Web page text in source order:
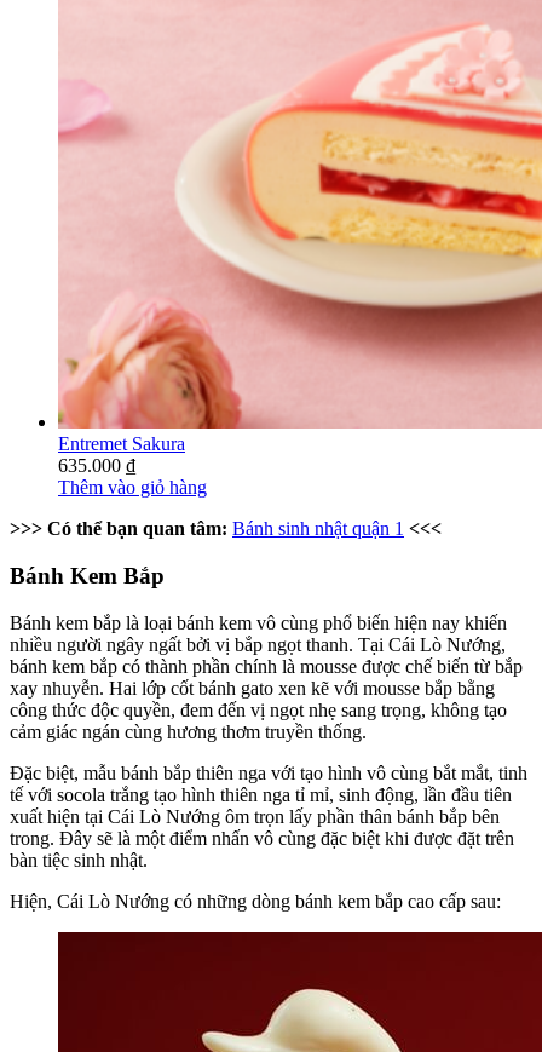
Entremet Sakura
635.000 ₫
Thêm vào giỏ hàng
>>> Có thể bạn quan tâm: Bánh sinh nhật quận 1 <<<
Bánh Kem Bắp
Bánh kem bắp là loại bánh kem vô cùng phổ biến hiện nay khiến
nhiều người ngây ngất bởi vị bắp ngọt thanh. Tại Cái Lò Nướng,
bánh kem bắp có thành phần chính là mousse được chế biến từ bắp
xay nhuyễn. Hai lớp cốt bánh gato xen kẽ với mousse bắp bằng
công thức độc quyền, đem đến vị ngọt nhẹ sang trọng, không tạo
cảm giác ngán cùng hương thơm truyền thống.
Đặc biệt, mẫu bánh bắp thiên nga với tạo hình vô cùng bắt mắt, tinh
tế với socola trắng tạo hình thiên nga tỉ mỉ, sinh động, lần đầu tiên
xuất hiện tại Cái Lò Nướng ôm trọn lấy phần thân bánh bắp bên
trong. Đây sẽ là một điểm nhấn vô cùng đặc biệt khi được đặt trên
bàn tiệc sinh nhật.
Hiện, Cái Lò Nướng có những dòng bánh kem bắp cao cấp sau: